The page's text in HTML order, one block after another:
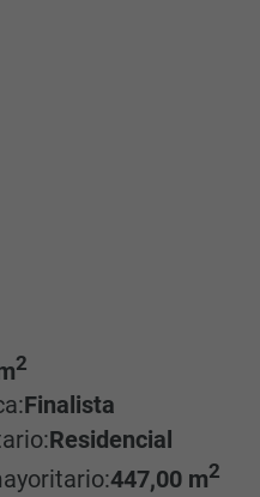
2
Finalista
Residencial
447,00 m2